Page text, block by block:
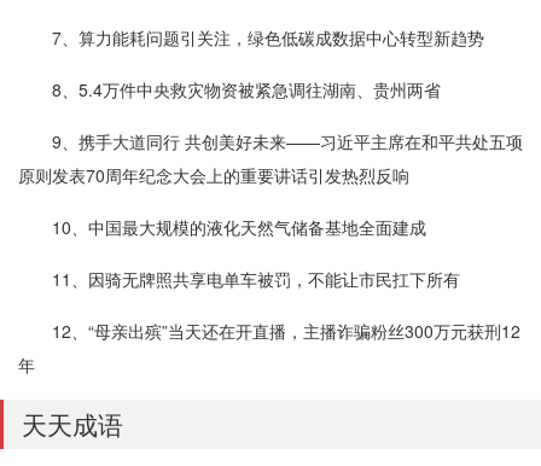
7、算力能耗问题引关注，绿色低碳成数据中心转型新趋势
8、5.4万件中央救灾物资被紧急调往湖南、贵州两省
9、携手大道同行 共创美好未来——习近平主席在和平共处五项
原则发表70周年纪念大会上的重要讲话引发热烈反响
10、中国最大规模的液化天然气储备基地全面建成
11、因骑无牌照共享电单车被罚，不能让市民扛下所有
12、“母亲出殡”当天还在开直播，主播诈骗粉丝300万元获刑12
年
天天成语